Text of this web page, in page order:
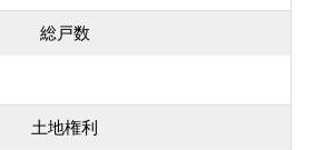
総戸数
土地権利